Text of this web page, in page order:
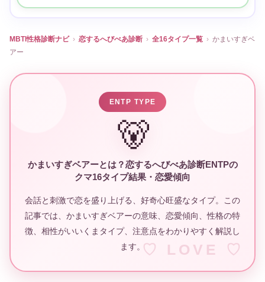
MBTI性格診断ナビ › 恋するへびべあ診断 › 全16タイプ一覧 › かまいすぎベ
アー
ENTP TYPE
🐻
かまいすぎベアーとは？恋するへびべあ診断ENTPの
クマ16タイプ結果・恋愛傾向
会話と刺激で恋を盛り上げる、好奇心旺盛なタイプ。この
記事では、かまいすぎベアーの意味、恋愛傾向、性格の特
徴、相性がいいくまタイプ、注意点をわかりやすく解説し
ます。